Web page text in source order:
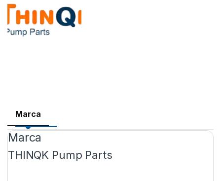
Marca
Marca
THINQK Pump Parts